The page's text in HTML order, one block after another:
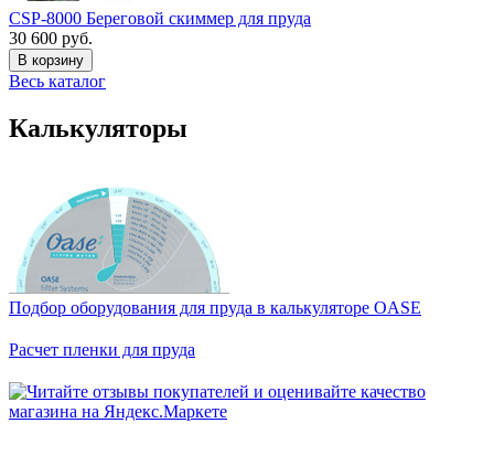
CSP-8000 Береговой скиммер для пруда
30 600 руб.
В корзину
Весь каталог
Калькуляторы
Подбор оборудования для пруда в калькуляторе OASE
Расчет пленки для пруда